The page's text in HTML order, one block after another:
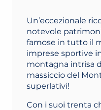
Un’eccezionale
notevole
famose in tutto il
imprese sportive
montagna intrisa
massiccio del
superlativi!
Con i suoi trenta